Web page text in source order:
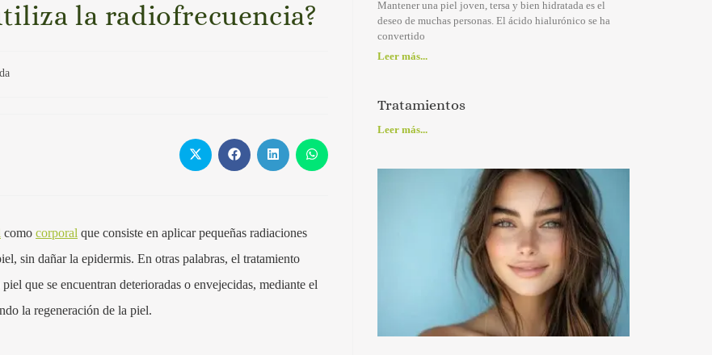
la radiofrecuencia?
como corporal que consiste en aplicar pequeñas radiaciones
sin dañar la epidermis. En otras palabras, el tratamiento
que se encuentran deterioradas o envejecidas, mediante el
la regeneración de la piel.
Mantener una piel joven, tersa y bien hidratada es el
deseo de muchas personas. El ácido hialurónico se ha
convertido
Leer más...
Tratamientos
Leer más...